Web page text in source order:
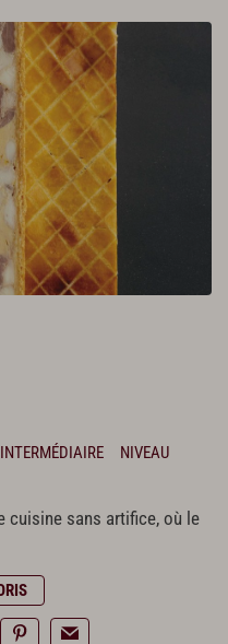
INTERMÉDIAIRE
NIVEAU
cuisine sans artifice, où le